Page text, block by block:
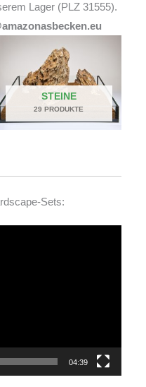
Lager (PLZ 31555).
STEINE
29 PRODUKTE
Sets:
04:39